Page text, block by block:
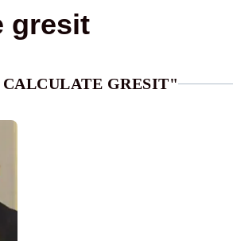
gresit
GRESIT"